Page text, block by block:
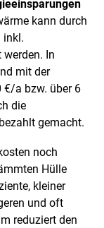
kann durch
inkl.
werden. In
mit der
€/a bzw. über 6
die
gemacht.
noch
Hülle
kleiner
und oft
reduziert den